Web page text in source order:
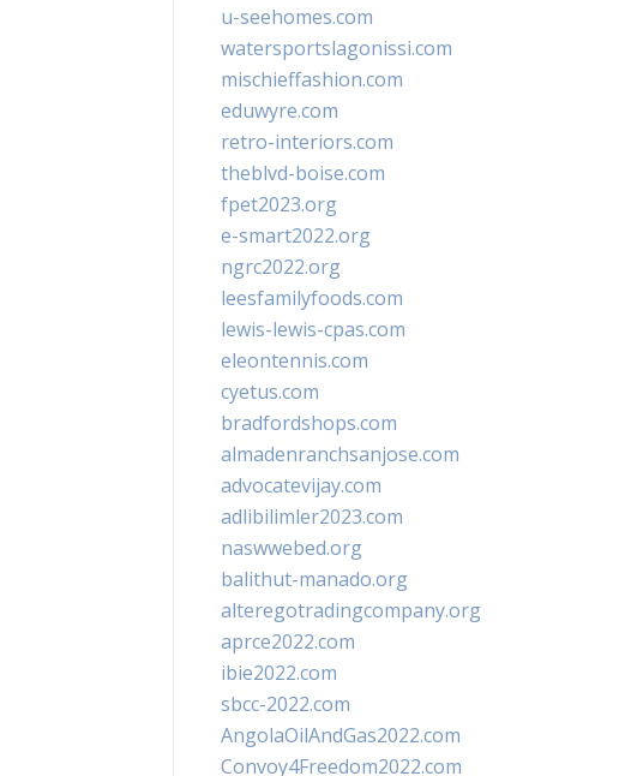
u-seehomes.com
watersportslagonissi.com
mischieffashion.com
eduwyre.com
retro-interiors.com
theblvd-boise.com
fpet2023.org
e-smart2022.org
ngrc2022.org
leesfamilyfoods.com
lewis-lewis-cpas.com
eleontennis.com
cyetus.com
bradfordshops.com
almadenranchsanjose.com
advocatevijay.com
adlibilimler2023.com
naswwebed.org
balithut-manado.org
alteregotradingcompany.org
aprce2022.com
ibie2022.com
sbcc-2022.com
AngolaOilAndGas2022.com
Convoy4Freedom2022.com